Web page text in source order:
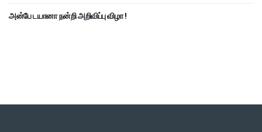
அன்பே டயானா நன்றி அறிவிப்பு விழா !